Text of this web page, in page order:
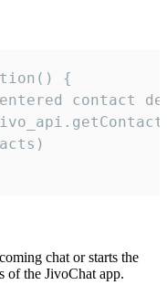
{
contact
chat or starts the
of the JivoChat app.